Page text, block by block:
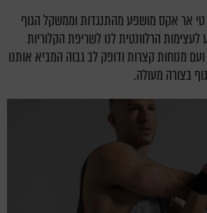
טי אר אקס מושפע מהתנגדות וממשקל הגוף
הרלוונטית לנו לשריפת הקלוריות
מנוחות קצרות ודופק לב גבוה המביא אותנו
בצורה מעולה.